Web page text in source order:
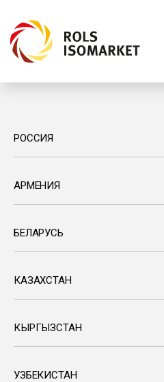
РОССИЯ
АРМЕНИЯ
БЕЛАРУСЬ
КАЗАХСТАН
КЫРГЫЗСТАН
УЗБЕКИСТАН